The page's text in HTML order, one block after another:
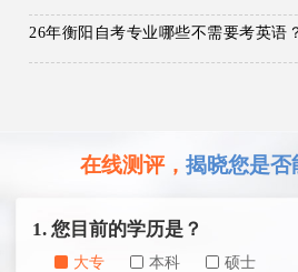
26年衡阳自考专业哪些不需要考英语
在线测评， 揭晓您是否
1. 您目前的学历是？
大专 本科 硕士